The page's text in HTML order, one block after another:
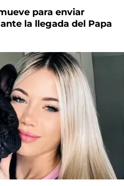
para enviar
la llegada del Papa